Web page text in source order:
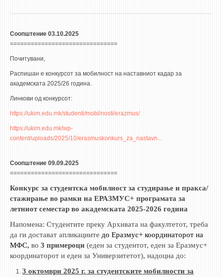
МЕЃУНАРОДНА СОРАБОТКА
3DFindIT
WATERBRIDGING
CIRASIM
ENERGET
АКТИ
АКТИ
ИНФОРМАЦИИ ОД ЈАВЕН КАРАКТЕР
ТЕЛЕФОНСКИ ИМЕНИК
ALUMNI MFS
Соопштение 03.10.2025
===============================
Почитувани,
Распишан е конкурсот за мобилност на наставниот кадар за
академската 2025/26 година.
Линкови од конкурсот:
https://ukim.edu.mk/studenti/mobilnosti/erazmus/
https://ukim.edu.mk/wp-
content/uploads/2025/10/erasmuskonkurs_za_nastavn...
Соопштение 09.09.2025
===============================
Конкурс за студентска мобилност за студирање и пракса/
стажирање во рамки на ЕРАЗМУС+ програмата за
летниот семестар во академската 2025-2026 година
Напомена: Студентите преку Архивата на факултетот, треба
да ги достават апликациите до Еразмус+ координаторот на
МФС, во 3 примероци (еден за студентот, еден за Еразмус+
координаторот и еден за Универзитетот), надоцна до:
3 октомври 2025 г. за студентските мобилности за